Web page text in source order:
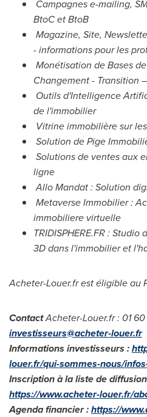
Campagnes e-mailing,
BtoC et BtoB
Magazine, Site,
- informations pour les
Monétisation de Bases
Changement - Transition
Outils d'Intelligence
de l'immobilier
Vitrine immobilière sur
Solution de Pige
Solutions de ventes aux
ligne
Allo Mandat : Solution
Metaverse Immobilier :
immobiliere virtuelle
TRIDISPHERE.FR :
3D dans l'immobilier et
Acheter-Louer.fr est éligible au
ContactAcheter-Louer.fr : 01
investisseurs@acheter-louer.fr
Informations investisseurs :
louer.fr/qui-sommes-nous/
Inscription à la liste de
https://www.acheter-louer.fr/
Agenda financier :https://